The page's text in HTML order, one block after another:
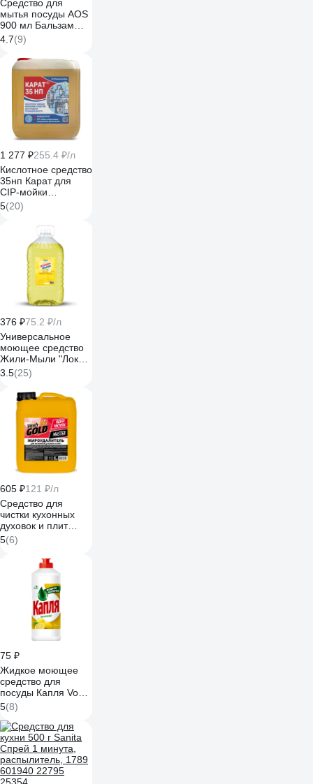
Средство для
мытья посуды AOS
900 мл Бальзам
Алоэ Вера 1113-3
605060
4.7(9)
1 277 ₽255.4 ₽/л
Кислотное средство
35нп Карат для
CIP-мойки
пищевого
оборудования,
удаление накипи,
молочного и
пивного камня, 5 л
4607002306015
5(20)
376 ₽75.2 ₽/л
Универсальное
моющее средство
Жили-Мыли "Локус"
аромат "Лимон", 5
л, ПЭТ
4623721540318
3.5(25)
605 ₽121 ₽/л
Средство для
чистки кухонных
духовок и плит
VASH GOLD Master
5 л антижир 307055
5(6)
75 ₽
Жидкое моющее
средство для
посуды Капля Vox
соль-эффект
лимон, 450г 9080
5(8)